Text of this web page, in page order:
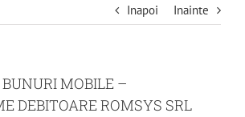
Inapoi Inainte
MOBILE –
DEBITOARE ROMSYS SRL